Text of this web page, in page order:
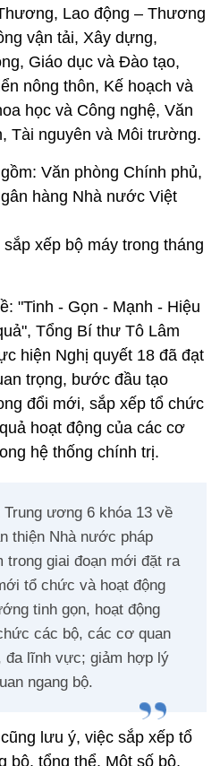
Lao động – Thương
vận tải, Xây dựng,
Giáo dục và Đào tạo,
nông thôn, Kế hoạch và
học và Công nghệ, Văn
Tài nguyên và Môi trường.
Văn phòng Chính phủ,
hàng Nhà nước Việt
xếp bộ máy trong tháng
"Tinh - Gọn - Mạnh - Hiệu
Tổng Bí thư Tô Lâm
hiện Nghị quyết 18 đã đạt
trọng, bước đầu tạo
đổi mới, sắp xếp tổ chức
hoạt động của các cơ
hệ thống chính trị.
ương 6 khóa 13 về
thiện Nhà nước pháp
trong giai đoạn mới đặt ra
tổ chức và hoạt động
tinh gọn, hoạt động
các bộ, các cơ quan
đa lĩnh vực; giảm hợp lý
ngang bộ.
lưu ý, việc sắp xếp tổ
bộ, tổng thể. Một số bộ,